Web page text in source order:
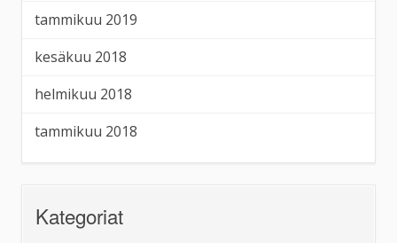
tammikuu 2019
kesäkuu 2018
helmikuu 2018
tammikuu 2018
Kategoriat